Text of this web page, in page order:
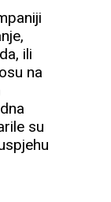
ili
na
su